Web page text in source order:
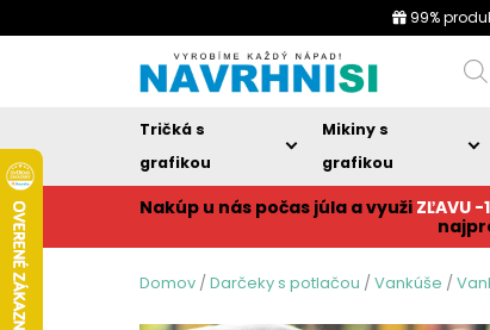
99%
Tričká s
grafikou
Mikiny s
grafikou
Nakúp u nás počas júla a využi ZĽAVU -
Domov /Darčeky s potlačou /Vankúše /